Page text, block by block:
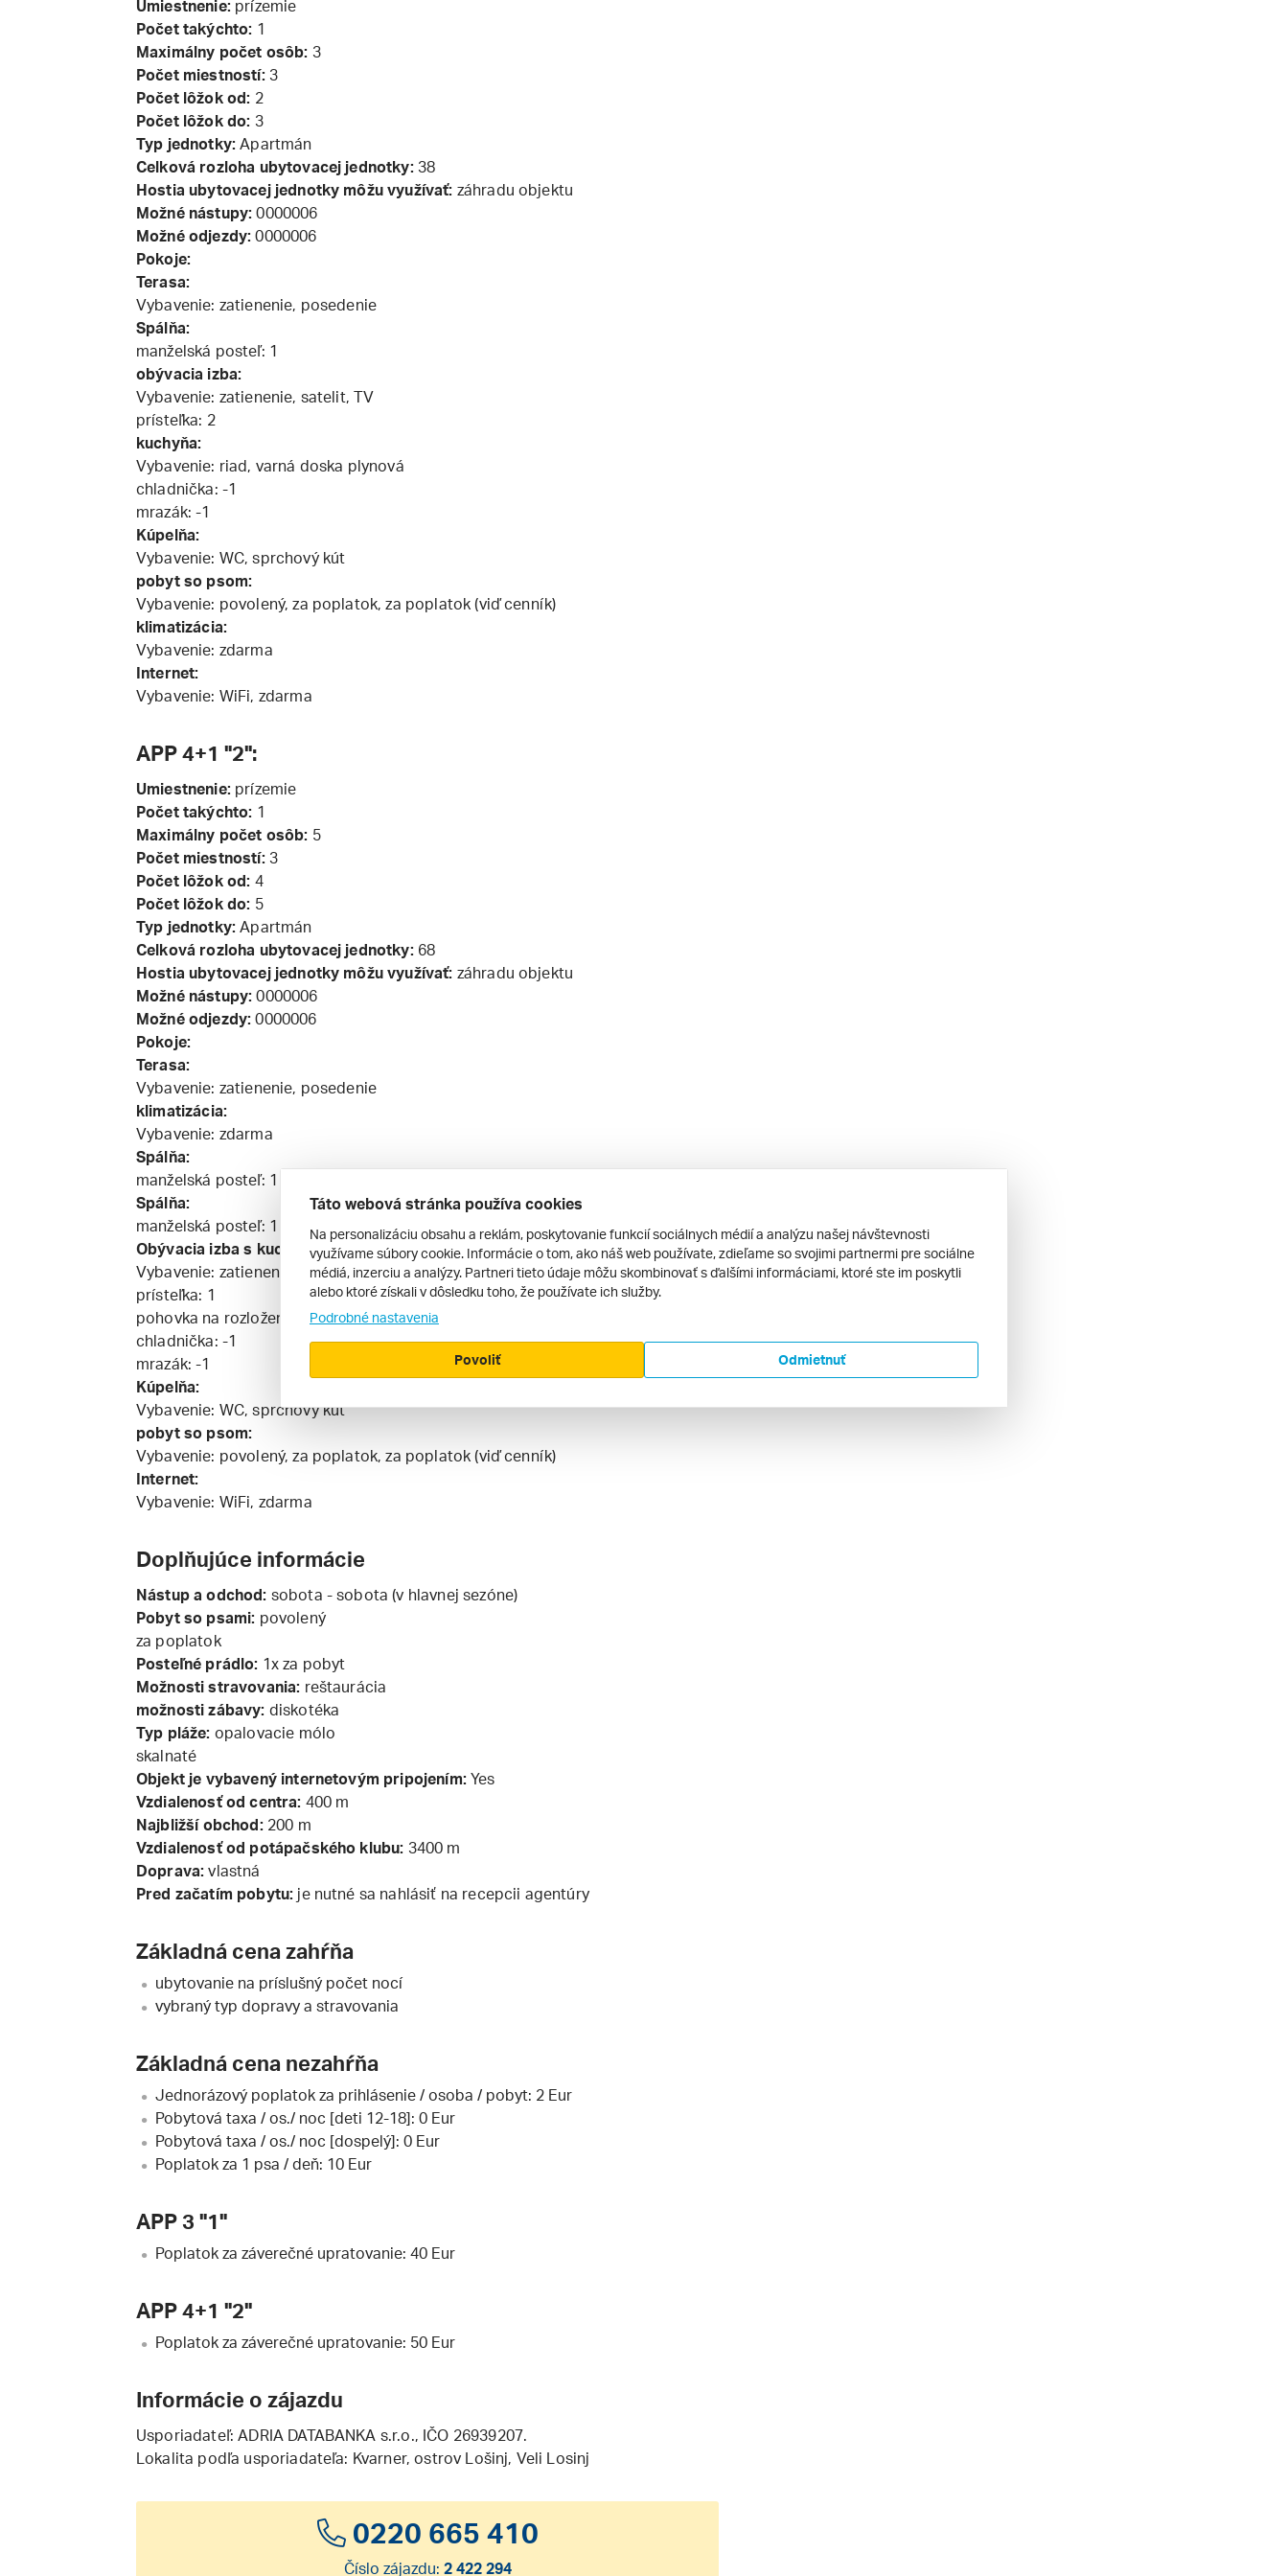
Umiestnenie:prízemie
Počet takýchto: 1
Maximálny počet osôb: 3
Počet miestností:3
Počet lôžok od: 2
Počet lôžok do: 3
Typ jednotky: Apartmán
Celková rozloha ubytovacej jednotky:38
Hostia ubytovacej jednotky môžu využívať: záhradu objektu
Možné nástupy: 0000006
Možné odjezdy: 0000006
Pokoje:
Terasa:
Vybavenie: zatienenie, posedenie
Spálňa:
manželská posteľ: 1
obývacia izba:
Vybavenie: zatienenie, satelit, TV
prísteľka: 2
kuchyňa:
Vybavenie: riad, varná doska plynová
chladnička: -1
mrazák: -1
Kúpelňa:
Vybavenie: WC, sprchový kút
pobyt so psom:
Vybavenie: povolený, za poplatok, za poplatok (viď cenník)
klimatizácia:
Vybavenie: zdarma
Internet:
Vybavenie: WiFi, zdarma
APP 4+1 "2":
Umiestnenie:prízemie
Počet takýchto: 1
Maximálny počet osôb: 5
Počet miestností:3
Počet lôžok od: 4
Počet lôžok do: 5
Typ jednotky: Apartmán
Celková rozloha ubytovacej jednotky:68
Hostia ubytovacej jednotky môžu využívať: záhradu objektu
Možné nástupy: 0000006
Možné odjezdy: 0000006
Pokoje:
Terasa:
Vybavenie: zatienenie, posedenie
klimatizácia:
Vybavenie: zdarma
Spálňa:
manželská posteľ: 1
Spálňa:
manželská posteľ: 1
Obývacia izba s kuchynským kútom:
Vybavenie: zatienenie, satelit, TV, riad, varná doska plynová
prísteľka: 1
pohovka na rozloženie pre: 1
chladnička: -1
mrazák: -1
Kúpelňa:
Vybavenie: WC, sprchový kút
pobyt so psom:
Vybavenie: povolený, za poplatok, za poplatok (viď cenník)
Internet:
Vybavenie: WiFi, zdarma
Doplňujúce informácie
Nástup a odchod: sobota - sobota (v hlavnej sezóne)
Pobyt so psami: povolený
za poplatok
Posteľné prádlo: 1x za pobyt
Možnosti stravovania: reštaurácia
možnosti zábavy: diskotéka
Typ pláže: opalovacie mólo
skalnaté
Objekt je vybavený internetovým pripojením:Yes
Vzdialenosť od centra: 400 m
Najbližší obchod:200 m
Vzdialenosť od potápačského klubu: 3400 m
Doprava: vlastná
Pred začatím pobytu: je nutné sa nahlásiť na recepcii agentúry
Základná cena zahŕňa
ubytovanie na príslušný počet nocí
vybraný typ dopravy a stravovania
Základná cena nezahŕňa
Jednorázový poplatok za prihlásenie / osoba / pobyt: 2 Eur
Pobytová taxa / os./ noc [deti 12-18]: 0 Eur
Pobytová taxa / os./ noc [dospelý]: 0 Eur
Poplatok za 1 psa / deň: 10 Eur
APP 3 "1"
Poplatok za záverečné upratovanie: 40 Eur
APP 4+1 "2"
Poplatok za záverečné upratovanie: 50 Eur
Informácie o zájazdu
Usporiadateľ:ADRIA DATABANKA s.r.o., IČO 26939207.
Lokalita podľa usporiadateľa: Kvarner, ostrov Lošinj, Veli Losinj
0220 665 410
Číslo zájazdu: 2 422 294
Táto webová stránka používa cookies
Na personalizáciu obsahu a reklám, poskytovanie funkcií sociálnych médií a analýzu našej návštevnosti
využívame súbory cookie. Informácie o tom, ako náš web používate, zdieľame so svojimi partnermi pre sociálne
médiá, inzerciu a analýzy. Partneri tieto údaje môžu skombinovať s ďalšími informáciami, ktoré ste im poskytli
alebo ktoré získali v dôsledku toho, že používate ich služby.
Podrobné nastavenia
Odmietnuť
Povoliť